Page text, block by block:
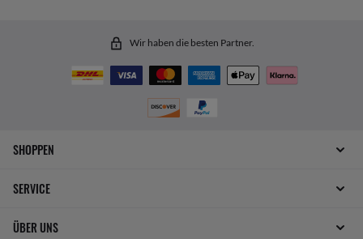
Wir haben die besten Partner.
SHOPPEN
SERVICE
ÜBER UNS